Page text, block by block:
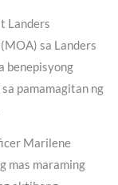
Landers
sa Landers
benepisyong
pamamagitan ng
Marilene
mas maraming